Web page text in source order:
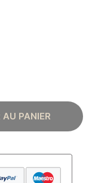
PANIER